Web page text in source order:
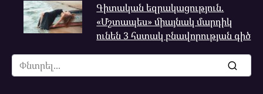
Գիտական ​​եզրակացություն.
«Մշտապես» միայնակ մարդիկ
ունեն 3 հստակ բնավորության գիծ
Search
for: